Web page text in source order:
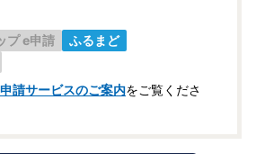
プ e申請
ふるまど
請サービスのご案内をご覧くださ